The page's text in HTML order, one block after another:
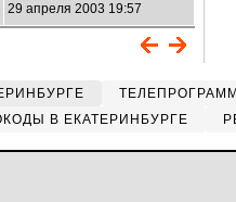
29 апреля 2003 19:57
В ЕКАТЕРИНБУРГЕ